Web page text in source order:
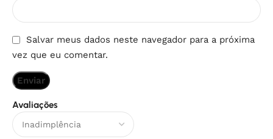
Avaliações
Salvar meus dados neste navegador para a próxima
vez que eu comentar.